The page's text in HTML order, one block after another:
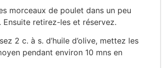
morceaux de poulet dans un peu
Ensuite retirez-les et réservez.
2 c. à s. d’huile d’olive, mettez les
pendant environ 10 mns en